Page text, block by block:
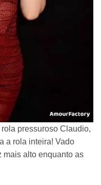
pressuroso Claudio,
a rola inteira! Vado
mais alto enquanto as